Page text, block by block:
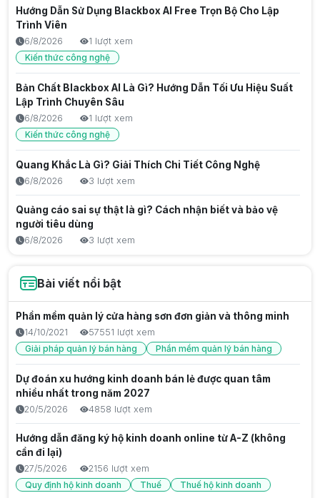
Hướng Dẫn Sử Dụng Blackbox AI Free Trọn Bộ Cho Lập
Trình Viên
6/8/2026
1 lượt xem
Kiến thức công nghệ
Bản Chất Blackbox AI Là Gì? Hướng Dẫn Tối Ưu Hiệu Suất
Lập Trình Chuyên Sâu
6/8/2026
1 lượt xem
Kiến thức công nghệ
Quang Khắc Là Gì? Giải Thích Chi Tiết Công Nghệ
6/8/2026 3 lượt xem
Quảng cáo sai sự thật là gì? Cách nhận biết và bảo vệ
người tiêu dùng
6/8/2026 3 lượt xem
6/8/2026 3 lượt xem
Thế hệ Gen Z từ năm nào? Tìm hiểu nguồn gốc và đặc
điểm Gen Z
6/8/2026 3 lượt xem
Thế hệ gen z la gì? Đặc điểm, năm sinh và vai trò trong
thời đại số
6/8/2026
Sau Gen Z là gen gì? Tìm hiểu thế hệ Alpha từ A đến Z
6/8/2026
Chat GPT Hình Ảnh: Hướng Dẫn Tạo & Phân Tích Ảnh Với
AI 2026
Bài viết nổi bật
Phần mềm quản lý cửa hàng sơn đơn giản và thông minh
14/10/2021
57551 lượt xem
Giải pháp quản lý bán hàng
Phần mềm quản lý bán hàng
Dự đoán xu hướng kinh doanh bán lẻ được quan tâm
nhiều nhất trong năm 2027
20/5/2026 4858 lượt xem
Hướng dẫn đăng ký hộ kinh doanh online từ A-Z (không
cần đi lại)
27/5/2026
2156 lượt xem
Quy định hộ kinh doanh
Thuế Thuế hộ kinh doanh